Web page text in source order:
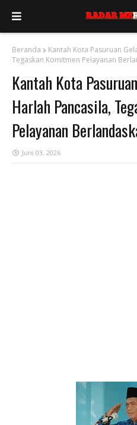
Beranda
Kantah Kota Pasuruan
Tegaskan Komitmen Pelayanan
Kantah Kota
Harlah Pancasila,
Pelayanan
Juni 03, 2026